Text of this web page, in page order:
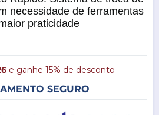
necessidade de ferramentas
praticidade
e ganhe 15% de desconto
SEGURO